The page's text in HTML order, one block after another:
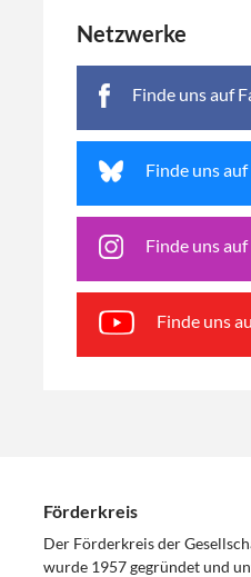
Netzwerke
Finde uns auf
Finde uns
Finde uns
Finde uns
Förderkreis
Der Förderkreis der
wurde 1957 gegründet und